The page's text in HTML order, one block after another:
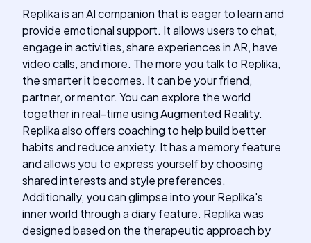
Replika is an AI companion that is eager to learn and
provide emotional support. It allows users to chat,
engage in activities, share experiences in AR, have
video calls, and more. The more you talk to Replika,
the smarter it becomes. It can be your friend,
partner, or mentor. You can explore the world
together in real-time using Augmented Reality.
Replika also offers coaching to help build better
habits and reduce anxiety. It has a memory feature
and allows you to express yourself by choosing
shared interests and style preferences.
Additionally, you can glimpse into your Replika's
inner world through a diary feature. Replika was
designed based on the therapeutic approach by